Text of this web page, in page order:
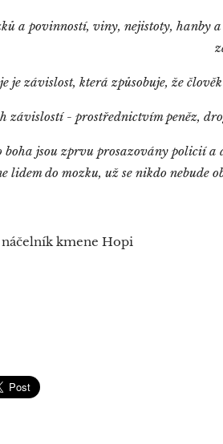
a povinností, viny, nejistoty, hanby
je závislost, která způsobuje, že
závislostí - prostřednictvím peněz,
boha jsou zprvu prosazovány policií a
lidem do mozku, už se nikdo nebude
kmene Hopi